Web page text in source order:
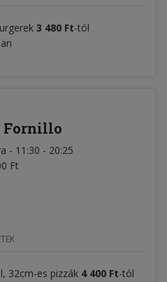
3 480 Ft-tól
Fornillo
- 11:30 - 20:25
Ft
32cm-es pizzák 4 400 Ft-tól